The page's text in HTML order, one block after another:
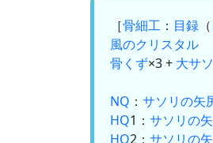
［骨細工 ： 目録 （
風のクリスタル
骨くず×3 + 大サ
NQ ： サソリの矢
HQ1： サソリの
HQ2： サソリの